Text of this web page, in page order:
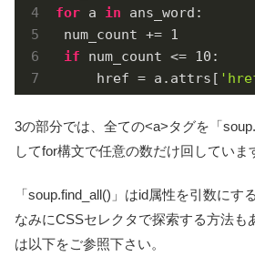
for a in ans_word:
num_count += 1
if num_count <= 10 :
     href = a.attrs[
3の部分では、全ての<a>タグを「
してfor構文で任意の数だけ回していま
「soup.find_all()」はid属性を引数にす
なみにCSSセレクタで探索する方法も
は以下をご参照下さい。